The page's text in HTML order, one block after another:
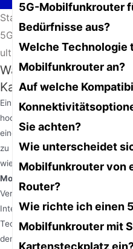
Startseite
5G-Mobilfunkrouter mit
ultimative Leitfaden für
5G-Mobilfunkrouter
Bedürfnisse aus?
Welche Technologie
Mobilfunkrouter an?
Auf welche
Sie achten?
Wie unterscheidet
Mobilfunkrouter von
Router?
Wie richte ich einen
Mobilfunkrouter mit
Kartensteckplatz
Was ist ein 5G-
Kartensteckplatz?
Ein 5G-Mobilfunkroutermit einem
hochmodernes Netzwerkgerät,
eine Hochgeschwindigkeits-
zu herkömmlichen Routern, die
wie DSL oder Glasfaser
Modem mit SIM-Slot
–
Verbindung zu Mobilfunknetzen
Internetzugang zu ermöglichen.
Technologie mit dem Komfort
den persönlichen und